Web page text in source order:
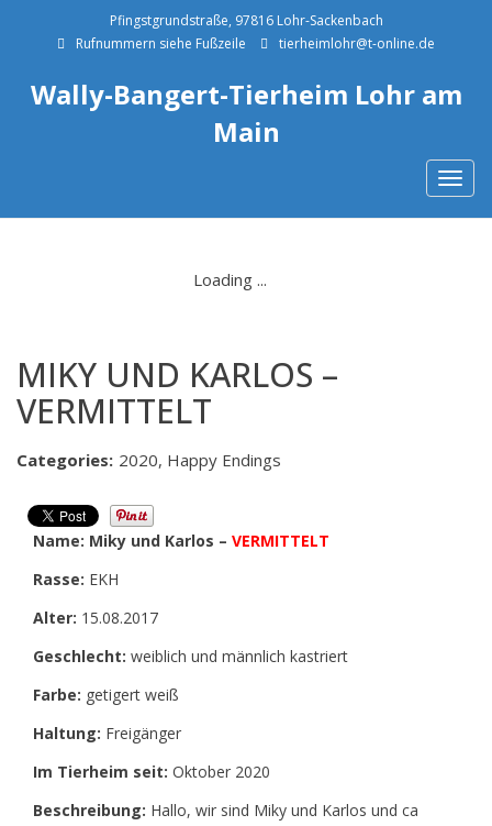
Pfingstgrundstraße, 97816 Lohr-Sackenbach
Rufnummern siehe Fußzeile
tierheimlohr@t-online.de
Wally-Bangert-Tierheim Lohr am
Main
MIKY UND KARLOS –
VERMITTELT
Categories: 2020, Happy Endings
Name: Miky und Karlos – VERMITTELT
Rasse: EKH
Alter: 15.08.2017
Geschlecht: weiblich und männlich kastriert
Farbe: getigert weiß
Haltung: Freigänger
Im Tierheim seit: Oktober 2020
Beschreibung: Hallo, wir sind Miky und Karlos und ca